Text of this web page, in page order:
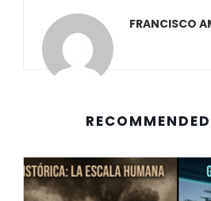
FRANCISCO